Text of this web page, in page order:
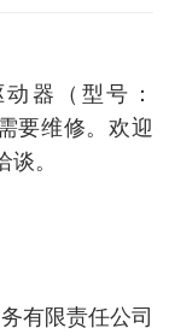
器（型号：
要维修。欢迎
。
有限责任公司